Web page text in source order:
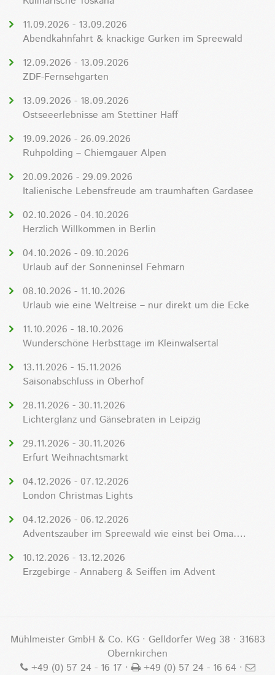
11.09.2026 - 13.09.2026
Abendkahnfahrt & knackige Gurken im Spreewald
12.09.2026 - 13.09.2026
ZDF-Fernsehgarten
13.09.2026 - 18.09.2026
Ostseeerlebnisse am Stettiner Haff
19.09.2026 - 26.09.2026
Ruhpolding – Chiemgauer Alpen
20.09.2026 - 29.09.2026
Italienische Lebensfreude am traumhaften Gardasee
02.10.2026 - 04.10.2026
Herzlich Willkommen in Berlin
04.10.2026 - 09.10.2026
Urlaub auf der Sonneninsel Fehmarn
08.10.2026 - 11.10.2026
Urlaub wie eine Weltreise – nur direkt um die Ecke
11.10.2026 - 18.10.2026
Wunderschöne Herbsttage im Kleinwalsertal
13.11.2026 - 15.11.2026
Saisonabschluss in Oberhof
28.11.2026 - 30.11.2026
Lichterglanz und Gänsebraten in Leipzig
29.11.2026 - 30.11.2026
Erfurt Weihnachtsmarkt
04.12.2026 - 07.12.2026
London Christmas Lights
04.12.2026 - 06.12.2026
Adventszauber im Spreewald wie einst bei Oma….
10.12.2026 - 13.12.2026
Erzgebirge - Annaberg & Seiffen im Advent
Mühlmeister GmbH & Co. KG · Gelldorfer Weg 38 · 31683
Obernkirchen
+49 (0) 57 24 - 16 17 · +49 (0) 57 24 - 16 64 ·